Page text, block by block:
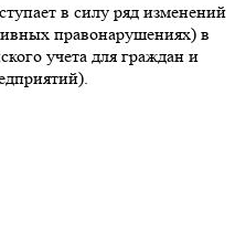
в силу ряд изменений
правонарушениях) в
учета для граждан и